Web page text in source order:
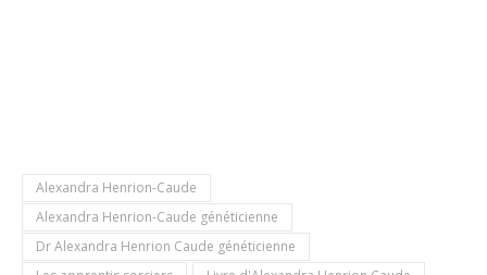
Alexandra Henrion-Caude
Alexandra Henrion-Caude généticienne
Dr Alexandra Henrion Caude généticienne